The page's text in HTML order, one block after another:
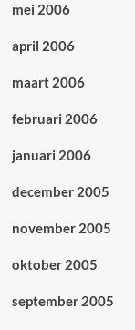
mei 2006
april 2006
maart 2006
februari 2006
januari 2006
december 2005
november 2005
oktober 2005
september 2005